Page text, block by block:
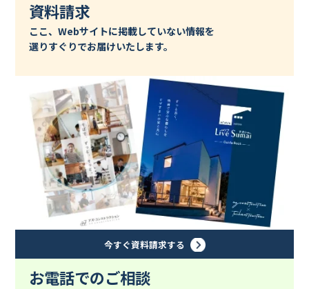
資料請求
ここ、Webサイトに掲載していない情報を
選りすぐりでお届けいたします。
今すぐ資料請求する
お電話でのご相談